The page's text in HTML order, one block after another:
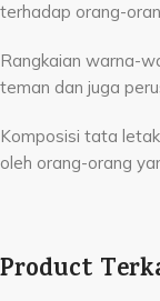
terhadap orang-
Rangkaian warna-
teman dan juga
Komposisi tata
oleh orang-orang
Product